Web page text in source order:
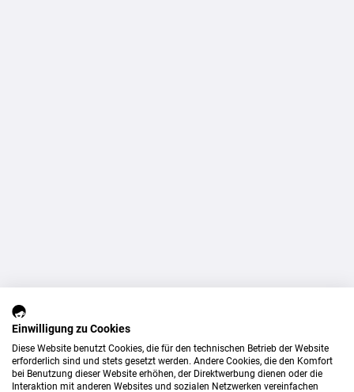
Einwilligung zu Cookies
Diese Website benutzt Cookies, die für den technischen Betrieb der Website
erforderlich sind und stets gesetzt werden. Andere Cookies, die den Komfort
bei Benutzung dieser Website erhöhen, der Direktwerbung dienen oder die
Interaktion mit anderen Websites und sozialen Netzwerken vereinfachen